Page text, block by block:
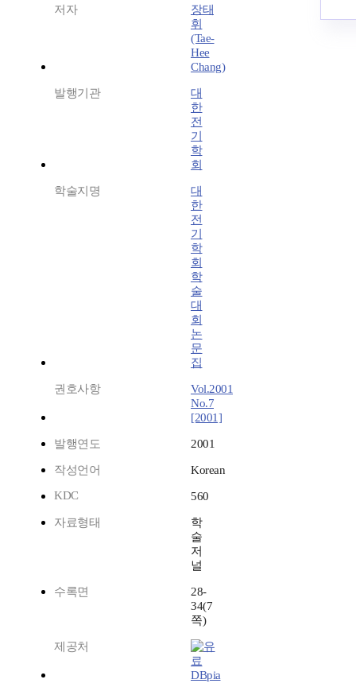
저자
장태
휘
(Tae-
Hee
Chang)
발행기관
대
한
전
기
학
회
학술지명
대
한
전
기
학
회
학
술
대
회
논
문
집
권호사항
Vol.2001
No.7
[2001]
발행연도 2001
작성언어
Korean
KDC
560
자료형태
학
술
저
널
수록면
28-
34(7
쪽)
제공처
DBpia